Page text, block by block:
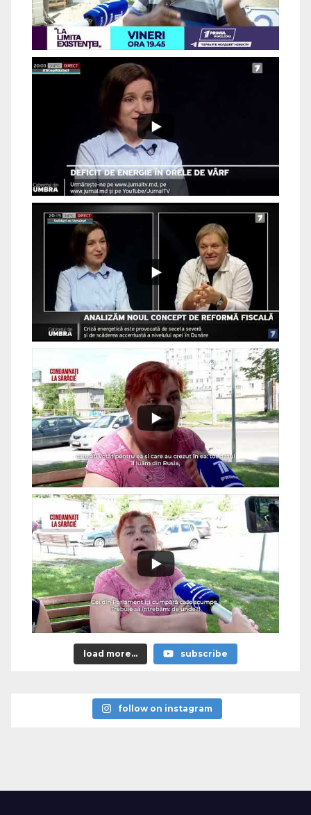
load more... subscribe
follow on instagram